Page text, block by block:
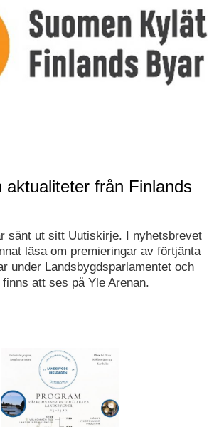
aktualiteter från Finlands
sänt ut sitt Uutiskirje. I nyhetsbrevet
läsa om premieringar av förtjänta
under Landsbygdsparlamentet och
att ses på Yle Arenan.